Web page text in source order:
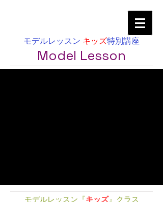
モデルレッスン キッズ特別講座
Model Lesson
モデルレッスン『キッズ』クラス